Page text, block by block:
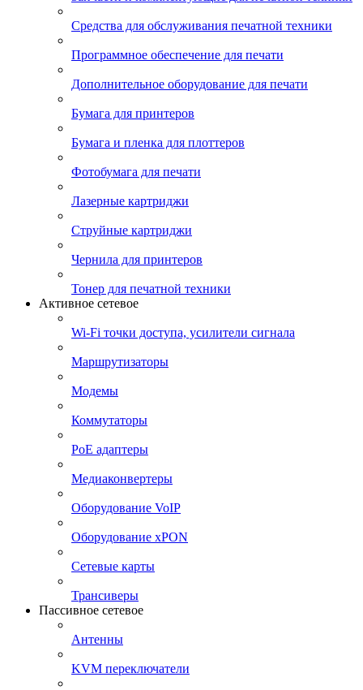
Средства для обслуживания печатной техники
Программное обеспечение для печати
Дополнительное оборудование для печати
Бумага для принтеров
Бумага и пленка для плоттеров
Фотобумага для печати
Лазерные картриджи
Струйные картриджи
Чернила для принтеров
Тонер для печатной техники
Активное сетевое
Wi-Fi точки доступа, усилители сигнала
Маршрутизаторы
Модемы
Коммутаторы
PoE адаптеры
Медиаконвертеры
Оборудование VoIP
Оборудование xPON
Сетевые карты
Трансиверы
Пассивное сетевое
Антенны
KVM переключатели